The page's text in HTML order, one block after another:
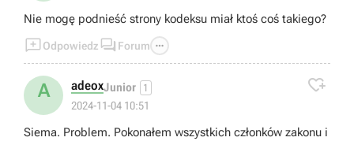
Nie mogę podnieść strony kodeksu miał ktoś coś takiego?
Odpowiedz  Forum 
A adeoxJunior 1
2024-11-04 10:51

Siema. Problem. Pokonałem wszystkich członków zakonu i